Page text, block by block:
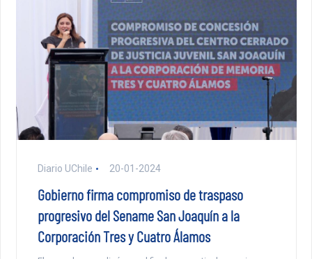
Diario UChile 20-01-2024
Gobierno firma compromiso de traspaso
progresivo del Sename San Joaquín a la
Corporación Tres y Cuatro Álamos